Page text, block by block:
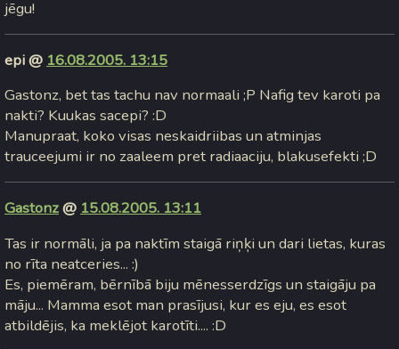
jēgu!
epi @ 16.08.2005. 13:15
Gastonz, bet tas tachu nav normaali ;P Nafig tev karoti pa
nakti? Kuukas sacepi? :D
Manupraat, koko visas neskaidriibas un atminjas
trauceejumi ir no zaaleem pret radiaaciju, blakusefekti ;D
Gastonz@ 15.08.2005. 13:11
Tas ir normāli, ja pa naktīm staigā riņķi un dari lietas, kuras
no rīta neatceries... :)
Es, piemēram, bērnībā biju mēnesserdzīgs un staigāju pa
māju... Mamma esot man prasījusi, kur es eju, es esot
atbildējis, ka meklējot karotīti.... :D